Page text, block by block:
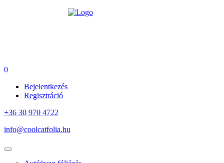
0
Bejelentkezés
Regisztráció
+36 30 970 4722
info@coolcatfolia.hu